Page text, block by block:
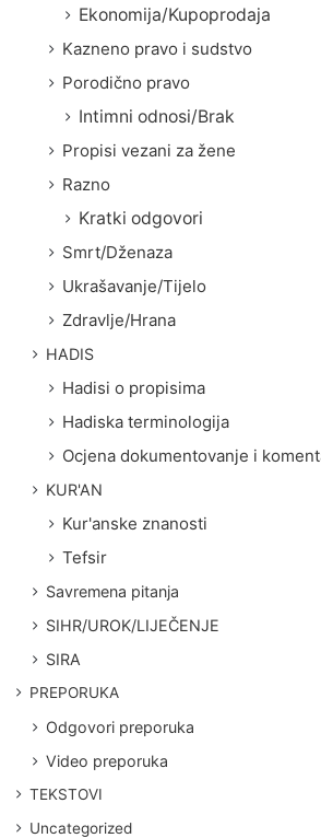
Ekonomija/Kupoprodaja
Kazneno pravo i sudstvo
Porodično pravo
Intimni odnosi/Brak
Propisi vezani za žene
Razno
Kratki odgovori
Smrt/Dženaza
Ukrašavanje/Tijelo
Zdravlje/Hrana
HADIS
Hadisi o propisima
Hadiska terminologija
Ocjena dokumentovanje i
KUR'AN
Kur'anske znanosti
Tefsir
Savremena pitanja
SIHR/UROK/LIJEČENJE
SIRA
PREPORUKA
Odgovori preporuka
Video preporuka
TEKSTOVI
Uncategorized